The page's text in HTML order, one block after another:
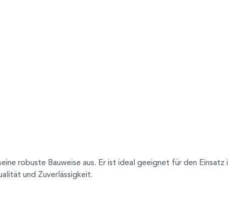
robuste Bauweise aus. Er ist ideal geeignet für den
und Zuverlässigkeit.